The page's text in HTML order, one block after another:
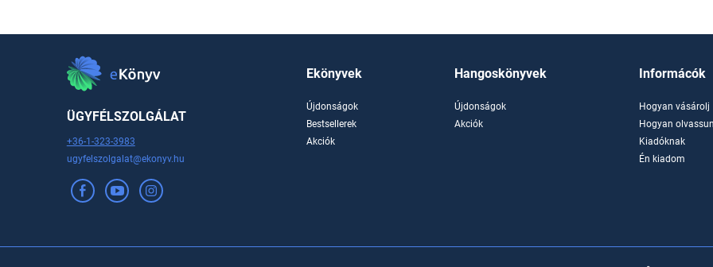
ÜGYFÉLSZOLGÁLAT
+36-1-323-3983
ugyfelszolgalat@ekonyv.hu
Ekönyvek
Újdonságok
Bestsellerek
Akciók
Hangoskönyvek
Újdonságok
Akciók
Informácók
Hogyan vásárolj
Hogyan
Kiadóknak
Én kiadom